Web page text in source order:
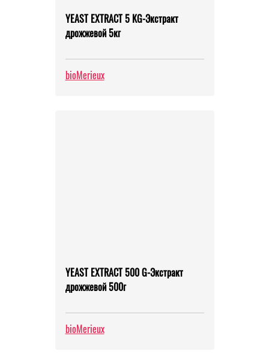
YEAST EXTRACT 5 KG-Экстракт
дрожжевой 5кг
bioMerieux
YEAST EXTRACT 500 G-Экстракт
дрожжевой 500г
bioMerieux